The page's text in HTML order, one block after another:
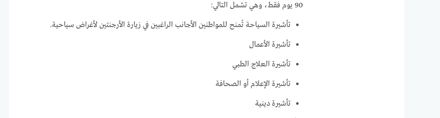
90 يوم فقط، وهي تشمل التالي:
تأشيرة السياحة تُمنح للمواطنين الأجانب الراغبين في زيارة الأرجنتين لأغراض سياحية.
تأشيرة الأعمال
تأشيرة العلاج الطبي
تأشيرة الإعلام أو الصحافة
تأشيرة دينية